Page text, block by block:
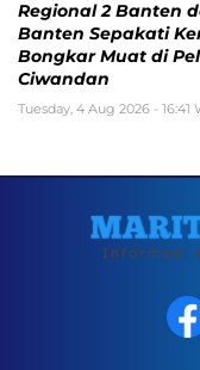
Regional 2 Banten
Banten Sepakati
Bongkar Muat di
Ciwandan
Tuesday, 4 Aug 2026 - 16:41